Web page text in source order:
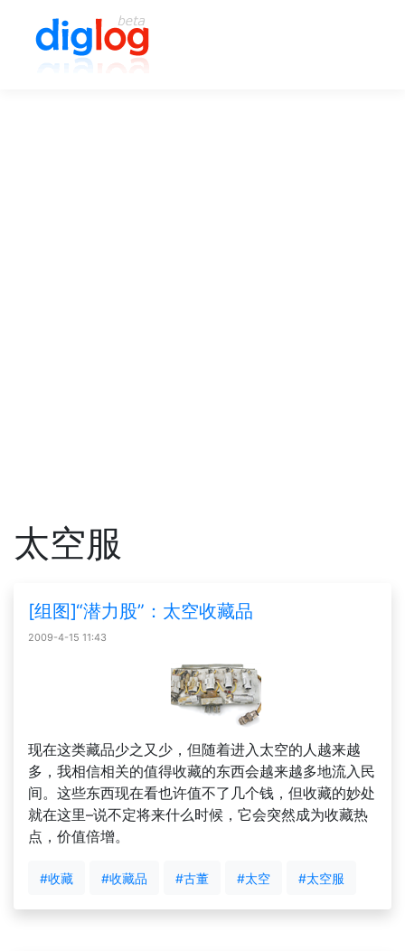
太空服
[组图]“潜力股”：太空收藏品
2009-4-15 11:43
现在这类藏品少之又少，但随着进入太空的人越来越
多，我相信相关的值得收藏的东西会越来越多地流入民
间。这些东西现在看也许值不了几个钱，但收藏的妙处
就在这里–说不定将来什么时候，它会突然成为收藏热
点，价值倍增。
#收藏 #收藏品 #古董 #太空 #太空服